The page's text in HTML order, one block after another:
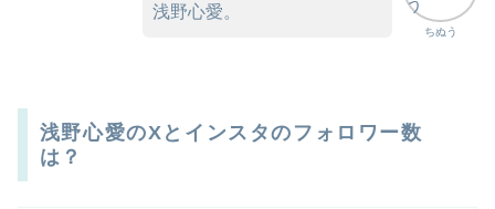
ちぬう
浅野心愛。
浅野心愛のXとインスタのフォロワー数
は？